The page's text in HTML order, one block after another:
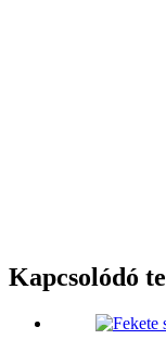
Kapcsolódó